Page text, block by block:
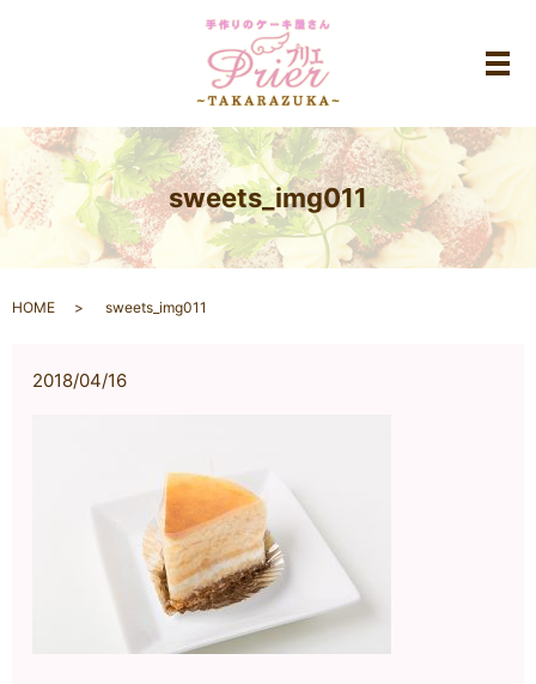
メ
sweets_img011
HOME sweets_img011
2018/04/16